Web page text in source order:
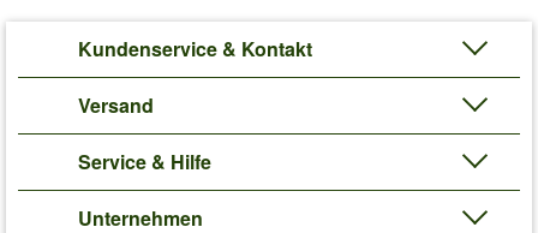
Kundenservice & Kontakt
Versand
Service & Hilfe
Unternehmen